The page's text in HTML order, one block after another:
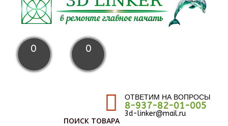
0 0
ОТВЕТИМ НА ВОПРОСЫ
8-937-82-01-005
3d-linker@mail.ru
ПОИСК ТОВАРА